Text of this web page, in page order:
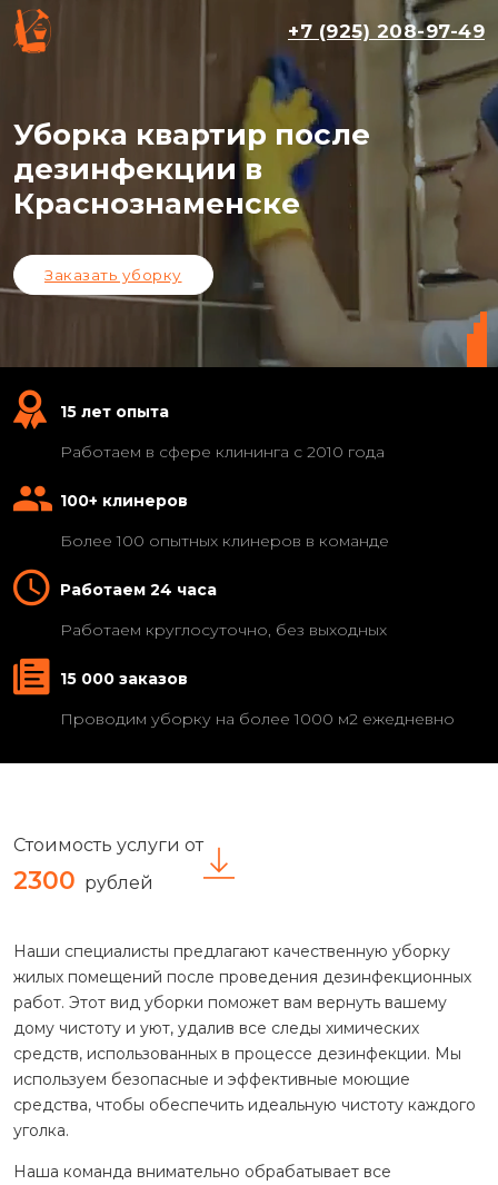
+7 (925) 208-97-49
Уборка квартир после
дезинфекции в
Краснознаменске
Заказать уборку
15 лет опыта
Работаем в сфере клининга с 2010 года
100+ клинеров
Более 100 опытных клинеров в команде
Работаем 24 часа
Работаем круглосуточно, без выходных
15 000 заказов
Проводим уборку на более 1000 м2 ежедневно
Стоимость услуги от
2300 рублей
Наши специалисты предлагают качественную уборку
жилых помещений после проведения дезинфекционных
работ. Этот вид уборки поможет вам вернуть вашему
дому чистоту и уют, удалив все следы химических
средств, использованных в процессе дезинфекции. Мы
используем безопасные и эффективные моющие
средства, чтобы обеспечить идеальную чистоту каждого
уголка.
Наша команда внимательно обрабатывает все